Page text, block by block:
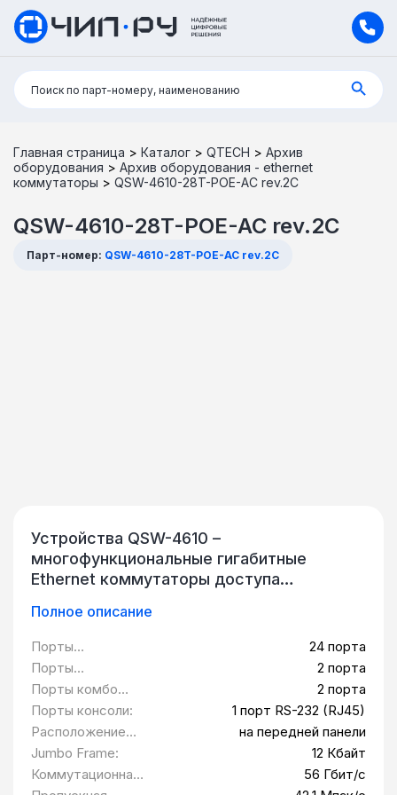
Поиск:
Поиск по парт-номеру, наименованию
Главная страница > Каталог > QTECH > Архив
оборудования > Архив оборудования - ethernet
коммутаторы > QSW-4610-28T-POE-AC rev.2C
QSW-4610-28T-POE-AC rev.2C
Парт-номер: QSW-4610-28T-POE-AC rev.2C
Устройства QSW-4610 –
многофункциональные гигабитные
Ethernet коммутаторы доступа
имеет высокопроизводительное
аппаратное обеспечение, которое
позволяет развёртывать сети с высокой
пропускной способностью и любой
степенью разветвлённости (от
корпоративных до городских
операторских сетей MAN).
Мультифункциональность и
универсальность коммутаторов QSW-
Полное описание
Порты
10/100/1000BASE-
T PoE:
24 порта
Порты
100/1000BASE-X
SFP:
2 порта
Порты комбо
1000BASE-TSFP:
2 порта
Порты консоли:
1 порт RS-232 (RJ45)
Расположение
разъемов
питания:
на передней панели
Jumbo Frame:
12 Кбайт
Коммутационная
матрица:
56 Гбит/с